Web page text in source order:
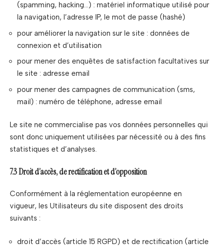
(spamming, hacking…) : matériel informatique utilisé pour
la navigation, l’adresse IP, le mot de passe (hashé)
pour améliorer la navigation sur le site : données de
connexion et d’utilisation
pour mener des enquêtes de satisfaction facultatives sur
le site : adresse email
pour mener des campagnes de communication (sms,
mail) : numéro de téléphone, adresse email
Le site ne commercialise pas vos données personnelles qui
sont donc uniquement utilisées par nécessité ou à des fins
statistiques et d’analyses.
7.3 Droit d’accès, de rectification et d’opposition
Conformément à la réglementation européenne en
vigueur, les Utilisateurs du site disposent des droits
suivants :
droit d’accès (article 15 RGPD) et de rectification (article